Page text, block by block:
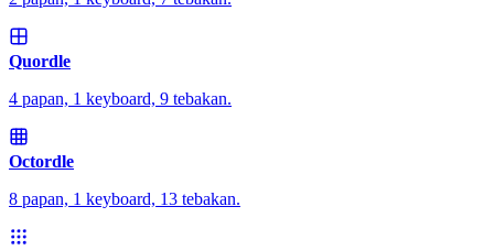
Quordle
4 papan, 1 keyboard, 9 tebakan.
Octordle
8 papan, 1 keyboard, 13 tebakan.